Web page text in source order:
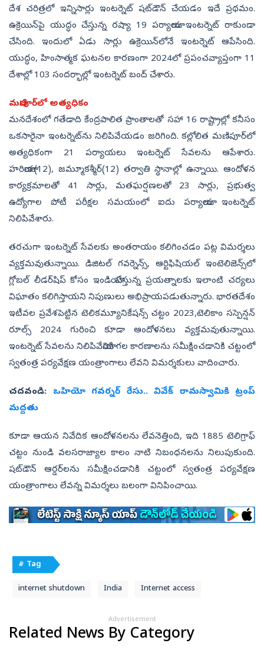
దేశ చ‌రిత్ర‌లో ఇన్నిసార్లు ఇంట‌ర్నెట్ ష‌ట్‌డౌన్ చేయ‌డం ఇదే ప్ర‌థ‌మం.
ఉక్రెయిన్‌పై యుద్ధం చేస్తున్న ర‌ష్యా 19 ప‌ర్యాయాలు ఇంట‌ర్నెట్ రాకుండా
చేసింది. ఇందులో ఏడు సార్లు ఉక్రెయిన్‌లోనే ఇంట‌ర్నెట్ ఆపేసింది.
యుద్ధం, హింసాత్మ‌క ఘ‌ట‌న‌ల కార‌ణంగా 2024లో ప్ర‌పంచ‌వ్యాప్తంగా 11
దేశాల్లో 103 సంద‌ర్భాల్లో ఇంట‌ర్నెట్ బంద్ చేశారు.
మణిపూర్‌లో అత్య‌ధికం
మ‌న‌దేశంలో గ‌తేడాది కేంద్ర‌పాలిత ప్రాంతాలతో స‌హా 16 రాష్ట్రాల్లో క‌నీసం
ఒక‌సారైనా ఇంట‌ర్నెట్‌ను నిలిపివేయ‌డం జ‌రిగింది. క‌ల్లోలిత‌ మణిపూర్‌లో
అత్య‌ధికంగా 21 పర్యాయ‌లు ఇంట‌ర్నెట్ సేవ‌ల‌ను ఆపేశారు.
హ‌రియాణా(12), జ‌మ్మూక‌శ్మీర్‌(12) త‌ర్వాతి స్థానాల్లో ఉన్నాయి. ఆందోళ‌న
కార్య‌క్ర‌మాల‌తో 41 సార్లు, మ‌త‌ఘ‌ర్ష‌ణ‌ల‌తో 23 సార్లు, ప్ర‌భుత్వ
ఉద్యోగాల పోటీ ప‌రీక్ష‌ల స‌మ‌యంలో ఐదు పర్యాయాలు ఇంట‌ర్నెట్
నిలిపివేశారు.
త‌ర‌చుగా ఇంట‌ర్నెట్ సేవ‌ల‌కు అంత‌రాయం క‌లిగించ‌డం ప‌ట్ల విమ‌ర్శ‌లు
వ్య‌క్త‌మ‌వుతున్నాయి. డిజిటల్ గవర్నెన్స్, ఆర్టిఫిషియల్ ఇంటెలిజెన్స్‌లో
గ్లోబల్ లీడర్‌షిప్ కోసం ఇండియా చేస్తున్న ప్ర‌య‌త్నాలకు ఇలాంటి చ‌ర్యలు
విఘాతం క‌లిగిస్తాయ‌ని నిపుణులు అభిప్రాయ‌ప‌డుతున్నారు. భారతదేశం
ఇటీవల ప్రవేశపెట్టిన టెలికమ్యూనికేషన్స్ చట్టం 2023,టెలికాం సస్పెన్షన్
రూల్స్ 2024 గురించి కూడా ఆందోళనలు వ్య‌క్త‌మ‌వుతున్నాయి.
ఇంట‌ర్నెట్ సేవ‌ల‌ను నిలిపివేయానికి గ‌ల కార‌ణాల‌ను సమీక్షించడానికి చట్టంలో
స్వతంత్ర పర్యవేక్షణ యంత్రాంగాలు లేవని విమర్శకులు వాదించారు.
చ‌ద‌వండి: ఒహియో గవర్నర్‌ రేసు.. వివేక్‌ రామస్వామికి ట్రంప్‌
మద్దతు
కూడా ఆయన నివేదిక ఆందోళనలను లేవనెత్తింది, ఇది 1885 టెలిగ్రాఫ్
చట్టం నుండి వలసరాజ్యాల కాలం నాటి నిబంధనలను నిలుపుకుంది.
షట్‌డౌన్ ఆర్డర్‌లను సమీక్షించడానికి చట్టంలో స్వతంత్ర పర్యవేక్షణ
యంత్రాంగాలు లేవన్న‌ విమర్శలు బ‌లంగా వినిపించాయి.
# Tag
internet shutdown India Internet access
Advertisement
Related News By Category